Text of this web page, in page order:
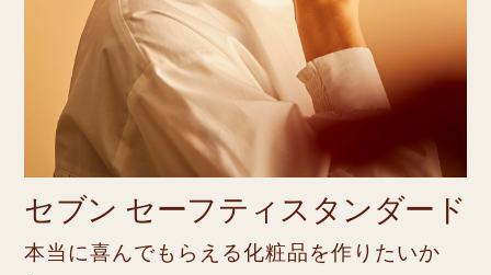
セブン セーフティスタンダード
本当に喜んでもらえる化粧品を作りたいか